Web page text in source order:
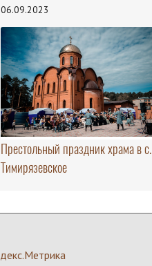
06.09.2023
Престольный праздник храма в с.
Тимирязевское